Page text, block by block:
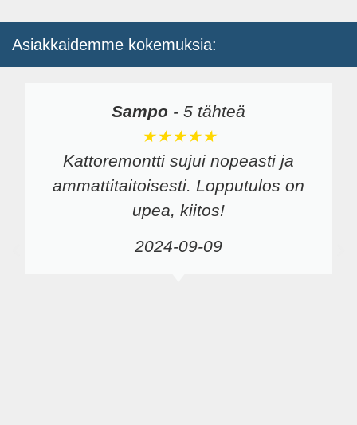
Asiakkaidemme kokemuksia:
Sampo - 5 tähteä
★★★★★
Kattoremontti sujui nopeasti ja
ammattitaitoisesti. Lopputulos on
upea, kiitos!
2024-09-09